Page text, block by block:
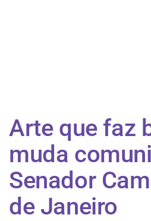
Arte que faz
muda
Senador
de Janeiro